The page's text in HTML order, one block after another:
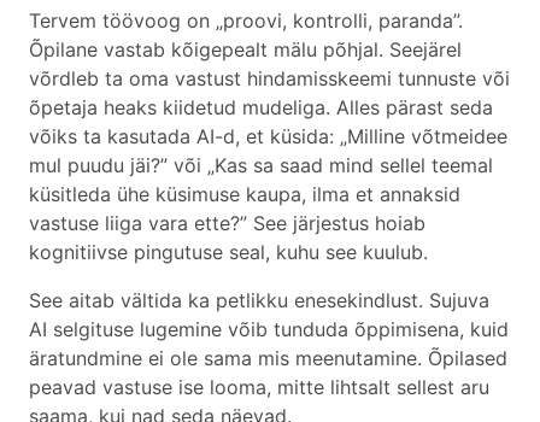
Tervem töövoog on „proovi, kontrolli, paranda”.
Õpilane vastab kõigepealt mälu põhjal. Seejärel
võrdleb ta oma vastust hindamisskeemi tunnuste või
õpetaja heaks kiidetud mudeliga. Alles pärast seda
võiks ta kasutada AI-d, et küsida: „Milline võtmeidee
mul puudu jäi?” või „Kas sa saad mind sellel teemal
küsitleda ühe küsimuse kaupa, ilma et annaksid
vastuse liiga vara ette?” See järjestus hoiab
kognitiivse pingutuse seal, kuhu see kuulub.
See aitab vältida ka petlikku enesekindlust. Sujuva
AI selgituse lugemine võib tunduda õppimisena, kuid
äratundmine ei ole sama mis meenutamine. Õpilased
peavad vastuse ise looma, mitte lihtsalt sellest aru
saama, kui nad seda näevad.